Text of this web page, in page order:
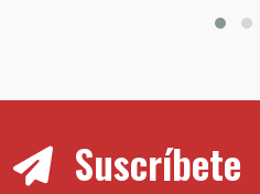
Suscríbete